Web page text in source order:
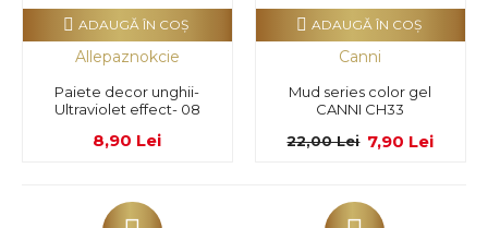
Allepaznokcie
Paiete decor unghii-
Ultraviolet effect- 08
8,90 Lei
ADAUGĂ ÎN COŞ
Canni
Mud series color gel
CANNI CH33
7,90 Lei
22,00 Lei
ADAUGĂ ÎN COŞ